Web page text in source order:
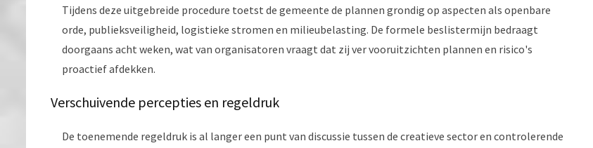
Tijdens deze uitgebreide procedure toetst de gemeente de plannen grondig op aspecten als openbare
orde, publieksveiligheid, logistieke stromen en milieubelasting. De formele beslistermijn bedraagt
doorgaans acht weken, wat van organisatoren vraagt dat zij ver vooruitzichten plannen en risico's
proactief afdekken.
Verschuivende percepties en regeldruk
De toenemende regeldruk is al langer een punt van discussie tussen de creatieve sector en controlerende